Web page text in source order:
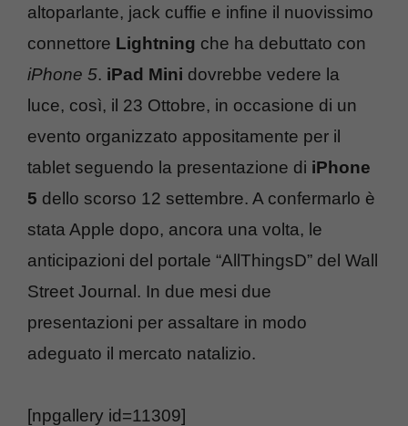
altoparlante, jack cuffie e infine il nuovissimo
connettore Lightning che ha debuttato con
iPhone 5. iPad Mini dovrebbe vedere la
luce, così, il 23 Ottobre, in occasione di un
evento organizzato appositamente per il
tablet seguendo la presentazione di iPhone
5 dello scorso 12 settembre. A confermarlo è
stata Apple dopo, ancora una volta, le
anticipazioni del portale “AllThingsD” del Wall
Street Journal. In due mesi due
presentazioni per assaltare in modo
adeguato il mercato natalizio.
[npgallery id=11309]